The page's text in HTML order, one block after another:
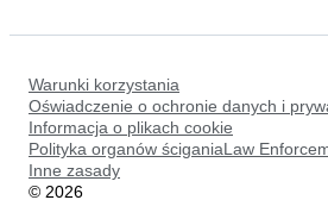
Warunki korzystania
Oświadczenie o ochronie danych i
Informacja o plikach cookie
Polityka organów ściganiaLaw
Inne zasady
© 2026